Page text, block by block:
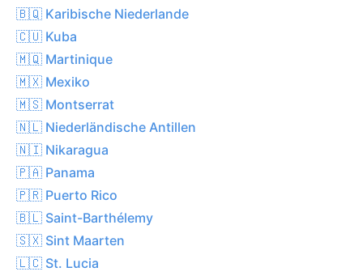
🇧🇶 Karibische Niederlande
🇨🇺 Kuba
🇲🇶 Martinique
🇲🇽 Mexiko
🇲🇸 Montserrat
🇳🇱 Niederländische Antillen
🇳🇮 Nikaragua
🇵🇦 Panama
🇵🇷 Puerto Rico
🇧🇱 Saint-Barthélemy
🇸🇽 Sint Maarten
🇱🇨 St. Lucia